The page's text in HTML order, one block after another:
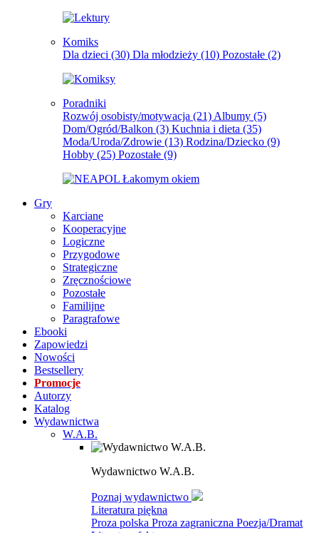
Komiks
Dla dzieci (30) Dla młodzieży (10) Pozostałe (2)
Poradniki
Rozwój osobisty/motywacja (21) Albumy (5)
Dom/Ogród/Balkon (3) Kuchnia i dieta (35)
Moda/Uroda/Zdrowie (13) Rodzina/Dziecko (9)
Hobby (25) Pozostałe (9)
Gry
Karciane
Kooperacyjne
Logiczne
Przygodowe
Strategiczne
Zręcznościowe
Pozostałe
Familijne
Paragrafowe
Ebooki
Zapowiedzi
Nowości
Bestsellery
Promocje
Autorzy
Katalog
Wydawnictwa
W.A.B.
Wydawnictwo W.A.B.
Poznaj wydawnictwo
Literatura piękna
Proza polska Proza zagraniczna Poezja/Dramat